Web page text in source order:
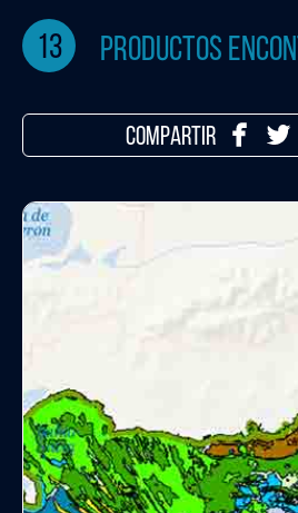
13 productos
COMPARTIR